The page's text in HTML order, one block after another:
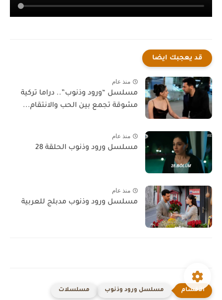
قد يعجبك ايضا
منذ عام
مسلسل “ورود وذنوب”.. دراما تركية
مشوقة تجمع بين الحب والانتقام...
منذ عام
مسلسل ورود وذنوب الحلقة 28
منذ عام
مسلسل ورود وذنوب مدبلج للعربية
مسلسل ورود وذنوب مسلسلات